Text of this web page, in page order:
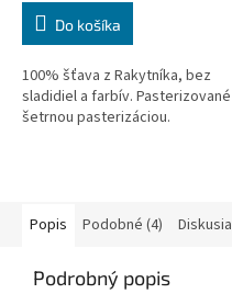
Do košíka
100% šťava z Rakytníka, bez
sladidiel a farbív. Pasterizované
šetrnou pasterizáciou.
Popis Podobné (4) Diskusia
Podrobný popis